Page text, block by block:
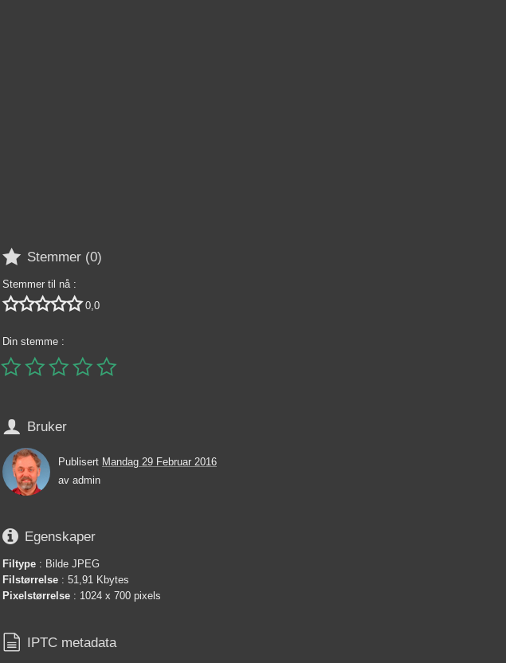
 Stemmer (0)
Stemmer til nå :
 0,0
Din stemme :

 Bruker
Publisert Mandag 29 Februar 2016
av admin
 Egenskaper
Filtype : Bilde JPEG
Filstørrelse : 51,91 Kbytes
Pixelstørrelse : 1024 x 700 pixels
 IPTC metadata